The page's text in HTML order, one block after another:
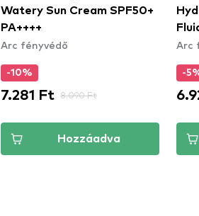
Watery Sun Cream SPF50+
PA++++
Arc fényvédő
-10%
7.281 Ft 8.090 Ft
Hozzáadva
Arc
-